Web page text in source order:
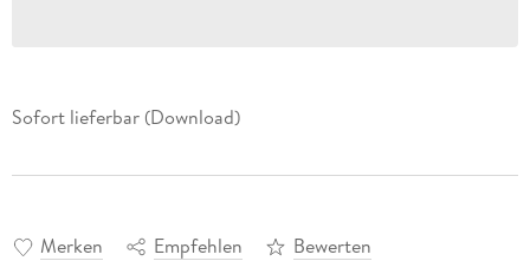
Sofort lieferbar (Download)
Merken Empfehlen Bewerten